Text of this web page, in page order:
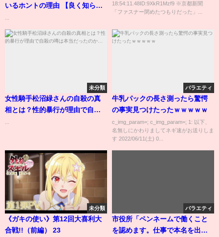
いるホントの理由 【良く知らな
18:54:11.48ID:9XkR1Mzf9 ※京都新聞
「ファスナー閉めたつもりだった」...
未分類
女性騎手松沼緑さんの自殺の真
相とは？性的暴行が理由で自殺
バラエティ
牛乳パックの長さ測ったら驚愕
の事実見つけたったｗｗｗｗｗ
c_img_param=; c_img_param=; 1: 以下、
名無しにかわりましてネギ速がお送りしま
す 2022/06/11(土) 0...
未分類
《ガキの使い》第12回大喜利大
合戦!!（前編） 23
バラエティ
市役所「ペンネームで働くこと
を認めます。仕事で本名を出さ